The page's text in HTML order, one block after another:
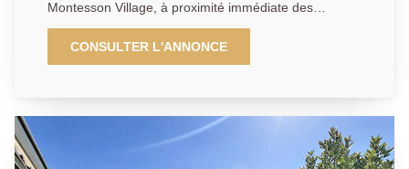
Montesson Village, à proximité immédiate des
commerces et en face de l'arrêt du bus. Il se compose
: Au rez-de-chaussée : d'un local commercial de
37.58m² avec vitrine sur rue, ainsi qu'un atelier,
carrez (103.83m² de surface au sol ), comprenant : un
palier desservant une cuisine équipée ouverte sur un
séjour lumineux le tout faisant de 23m² donnant accès
CONSULTER L'ANNONCE